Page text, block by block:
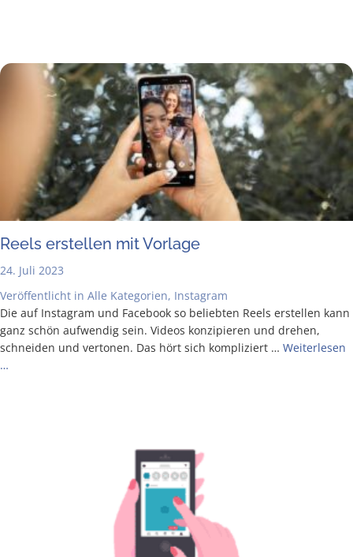
Reels erstel­len mit Vorlage
24. Juli 2023
Veröffentlicht in Alle Kategorien, Instagram
Die auf Insta­gram und Face­book so belieb­ten Reels erstel­len kann
ganz schön auf­wen­dig sein. Vide­os kon­zi­pie­ren und dre­hen,
schnei­den und ver­to­nen. Das hört sich kom­pli­ziert … Wei­ter­le­sen
…